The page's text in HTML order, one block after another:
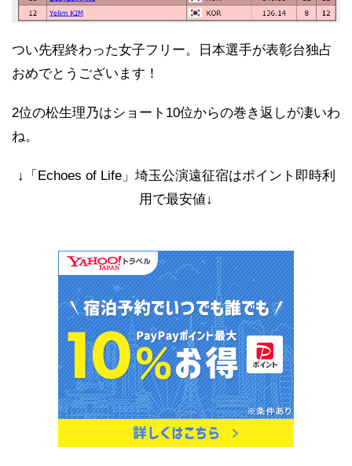
つい先程終わった女子フリー。日本選手が表彰台独占
おめでとうございます！
2位の松生理乃はショート10位からの巻き返しが凄いわ
ね。
↓「Echoes of Life」埼玉公演遠征宿はポイント即時利
用で最安値↓